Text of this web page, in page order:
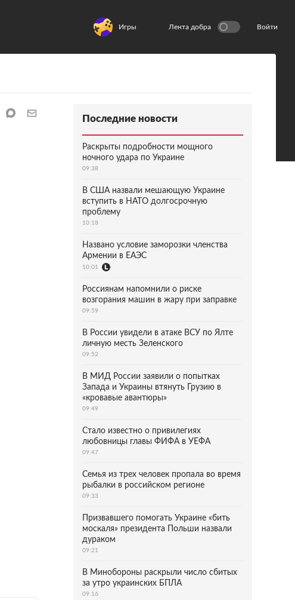
Игры Лента добра Войти
Последние новости
Раскрыты подробности мощного
ночного удара по Украине
09:38
В США назвали мешающую Украине
вступить в НАТО долгосрочную
проблему
10:18
Названо условие заморозки членства
Армении в ЕАЭС
10:01
Россиянам напомнили о риске
возгорания машин в жару при заправке
09:59
В России увидели в атаке ВСУ по Ялте
личную месть Зеленского
09:52
В МИД России заявили о попытках
Запада и Украины втянуть Грузию в
«кровавые авантюры»
09:49
Стало известно о привилегиях
любовницы главы ФИФА в УЕФА
09:47
Семья из трех человек пропала во время
рыбалки в российском регионе
09:33
Призвавшего помогать Украине «бить
москаля» президента Польши назвали
дураком
09:21
В Минобороны раскрыли число сбитых
за утро украинских БПЛА
09:16